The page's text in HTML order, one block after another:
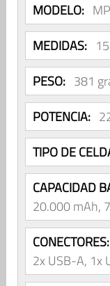
MODELO:
MEDIDAS:
PESO: 381
POTENCIA:
TIPO DE
CAPACIDAD
20.000 mAh,
CONECTORES:
2x USB-A, 1x